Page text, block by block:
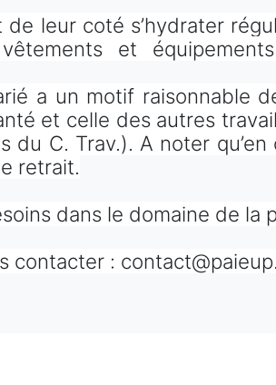
de leur coté s’hydrater
et
a un motif raisonnable
et celle des autres
du C. Trav.). A noter
retrait.
dans le domaine de la
contacter :